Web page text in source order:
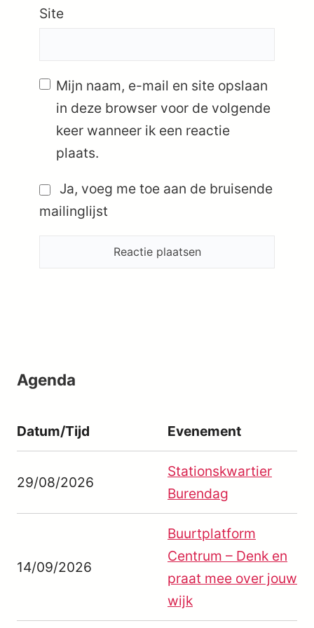
Site
Mijn naam, e-mail en site opslaan
in deze browser voor de volgende
keer wanneer ik een reactie
plaats.
Ja, voeg me toe aan de bruisende
mailinglijst
Agenda
Datum/Tijd Evenement
29/08/2026
Stationskwartier
Burendag
14/09/2026
Buurtplatform
Centrum – Denk en
praat mee over jouw
wijk